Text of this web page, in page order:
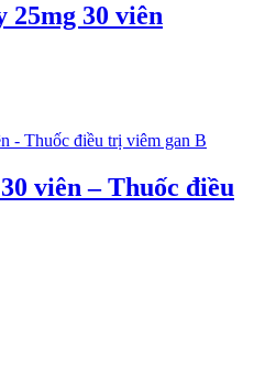
25mg 30 viên
viên – Thuốc điều